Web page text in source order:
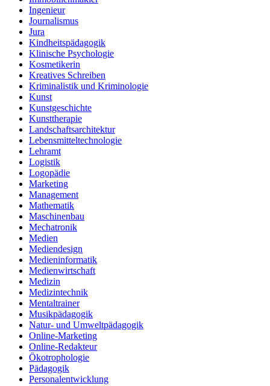
Ingenieur
Journalismus
Jura
Kindheitspädagogik
Klinische Psychologie
Kosmetikerin
Kreatives Schreiben
Kriminalistik und Kriminologie
Kunst
Kunstgeschichte
Kunsttherapie
Landschaftsarchitektur
Lebensmitteltechnologie
Lehramt
Logistik
Logopädie
Marketing
Management
Mathematik
Maschinenbau
Mechatronik
Medien
Mediendesign
Medieninformatik
Medienwirtschaft
Medizin
Medizintechnik
Mentaltrainer
Musikpädagogik
Natur- und Umweltpädagogik
Online-Marketing
Online-Redakteur
Ökotrophologie
Pädagogik
Personalentwicklung